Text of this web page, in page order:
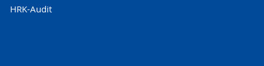
HRK-Audit